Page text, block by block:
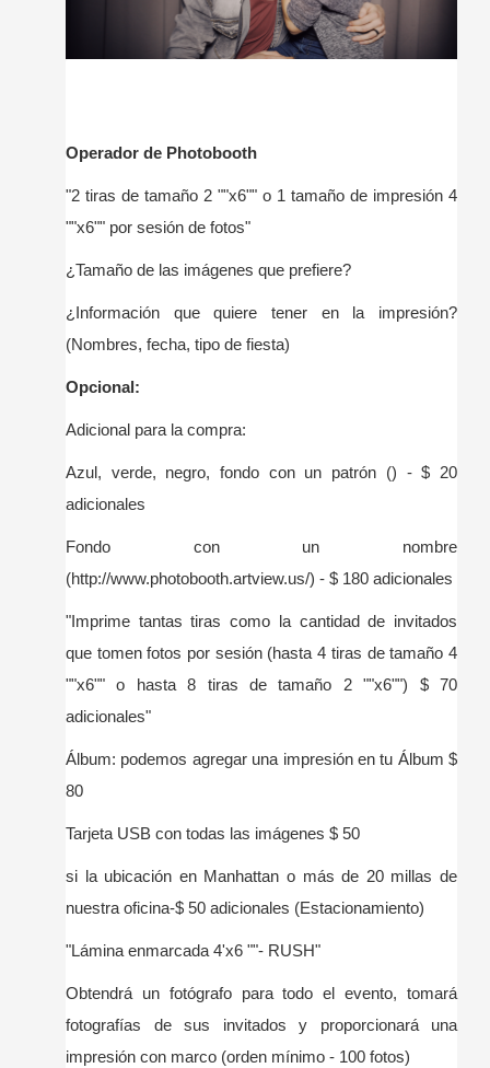
Operador de Photobooth
"2 tiras de tamaño 2 ""x6"" o 1 tamaño de impresión 4
""x6"" por sesión de fotos"
¿Tamaño de las imágenes que prefiere?
¿Información que quiere tener en la impresión?
(Nombres, fecha, tipo de fiesta)
Opcional:
Adicional para la compra:
Azul, verde, negro, fondo con un patrón () - $ 20
adicionales
Fondo con un nombre
(http://www.photobooth.artview.us/) - $ 180 adicionales
"Imprime tantas tiras como la cantidad de invitados
que tomen fotos por sesión (hasta 4 tiras de tamaño 4
""x6"" o hasta 8 tiras de tamaño 2 ""x6"") $ 70
adicionales"
Álbum: podemos agregar una impresión en tu Álbum $
80
Tarjeta USB con todas las imágenes $ 50
si la ubicación en Manhattan o más de 20 millas de
nuestra oficina-$ 50 adicionales (Estacionamiento)
"Lámina enmarcada 4'x6 ""- RUSH"
Obtendrá un fotógrafo para todo el evento, tomará
fotografías de sus invitados y proporcionará una
impresión con marco (orden mínimo - 100 fotos)